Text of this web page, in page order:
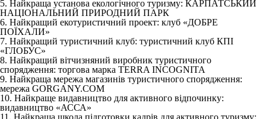
5. Найкраща установа екологічного туризму: КАРПАТСЬКИЙ
НАЦІОНАЛЬНИЙ ПРИРОДНИЙ ПАРК
6. Найкращий екотуристичний проект: клуб «ДОБРЕ
ПОЇХАЛИ»
7. Найкращий туристичний клуб: туристичний клуб КПІ
«ГЛОБУС»
8. Найкращий вітчизняний виробник туристичного
спорядження: торгова марка TERRA INCOGNITA
9. Найкраща мережа магазинів туристичного спорядження:
мережа GORGANY.COM
10. Найкраще видавництво для активного відпочинку:
видавництво «АССА»
11. Найкраща школа підготовки кадрів для активного туризму: